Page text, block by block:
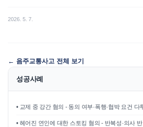
2026. 5. 7.
← 음주교통사고 전체 보기
성공사례
• 교제 중 강간 혐의 - 동의 여부·폭행·협박 요건 다
• 헤어진 연인에 대한 스토킹 혐의 - 반복성·의사